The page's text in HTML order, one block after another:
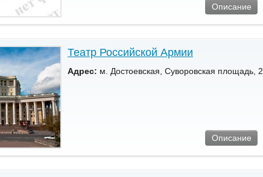
Описание
Театр Российской Армии
Адрес: м. Достоевская, Суворовская площадь, 2
Описание